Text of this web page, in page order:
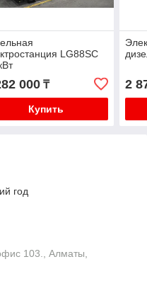
LG88SC
000₸
Купить
2
год
103., Алматы,